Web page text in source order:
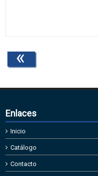
«
Enlaces
Inicio
Catálogo
Contacto